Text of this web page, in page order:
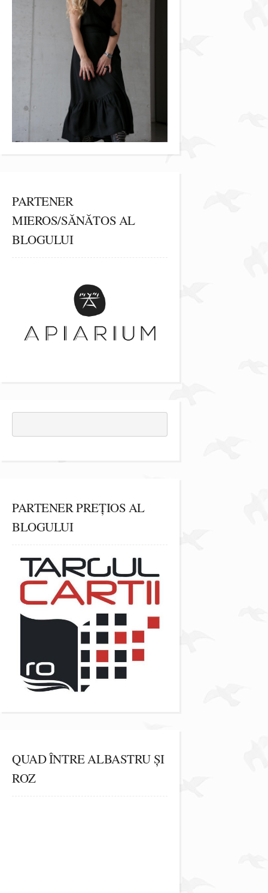
PARTENER
MIEROS/SĂNĂTOS AL
BLOGULUI
PARTENER PREȚIOS AL
BLOGULUI
QUAD ÎNTRE ALBASTRU ȘI
ROZ